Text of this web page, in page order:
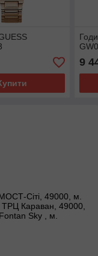
9
Сіті, 49000, м.
ТРЦ Караван, 49000,
Sky , м.